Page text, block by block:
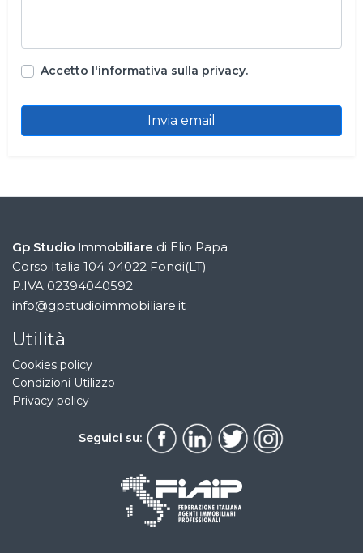
Accetto l'informativa sulla privacy.
Invia email
Gp Studio Immobiliare di Elio Papa
Corso Italia 104 04022 Fondi(LT)
P.IVA 02394040592
info@gpstudioimmobiliare.it
Utilità
Cookies policy
Condizioni Utilizzo
Privacy policy
Seguici su: